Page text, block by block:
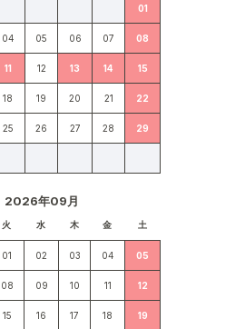
01
04 05 06 07 08
11 12 13 14 15
18 19 20 21 22
25 26 27 28 29
2026年09月
火 水 木 金 土
01 02 03 04 05
08 09 10 11 12
15 16 17 18 19